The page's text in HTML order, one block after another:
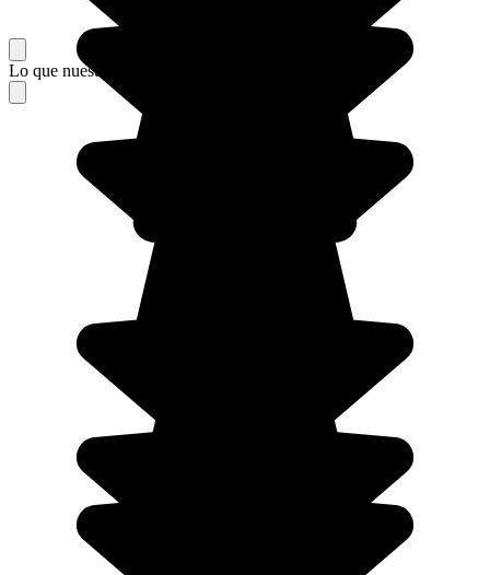
Lo que nuestros viajeros piensan de su estancia